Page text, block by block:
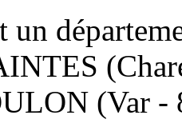
un
(Var